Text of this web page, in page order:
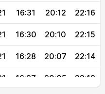
16:31 20:12 22:16
16:30 20:10 22:15
16:28 20:07 22:14
16:27 20:05 22:12